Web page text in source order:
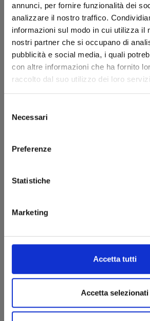
annunci, per fornire funzionalità dei
analizzare il nostro traffico.
informazioni sul modo in cui utilizza il
nostri partner che si occupano di
pubblicità e social media, i quali
con altre informazioni che ha fornito
raccolto dal suo utilizzo dei loro
delNecessari
Preferenze
Statistiche
Marketing
Accetta tutti
Accetta selezionati
TSUBAKI-CHO LONELY PLANET
8
22/03/2023
TSUBAKI-CHO LONELY PLANET